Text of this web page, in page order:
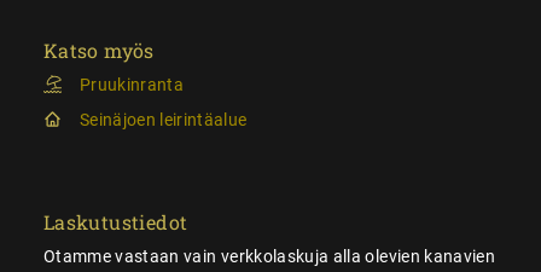
Katso myös
Pruukinranta
Seinäjoen leirintäalue
Laskutustiedot
Otamme vastaan vain verkkolaskuja alla olevien kanavien